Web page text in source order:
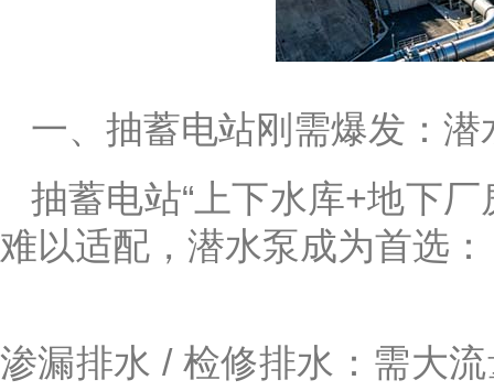
一、抽蓄电站刚需爆发：潜
抽蓄电站“上下水库+地下
难以适配，潜水泵成为首选：
渗漏排水 / 检修排水：需大